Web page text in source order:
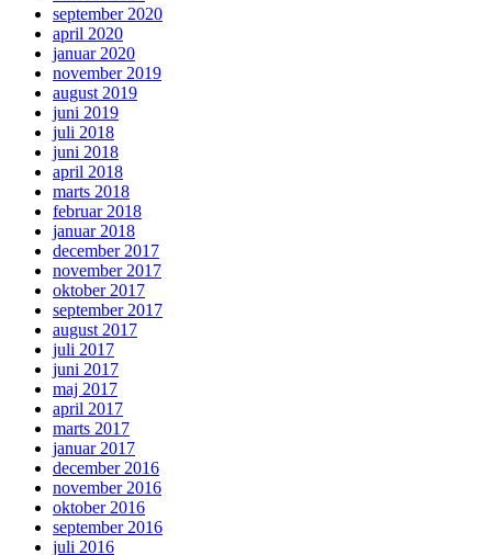
september 2020
april 2020
januar 2020
november 2019
august 2019
juni 2019
juli 2018
juni 2018
april 2018
marts 2018
februar 2018
januar 2018
december 2017
november 2017
oktober 2017
september 2017
august 2017
juli 2017
juni 2017
maj 2017
april 2017
marts 2017
januar 2017
december 2016
november 2016
oktober 2016
september 2016
juli 2016